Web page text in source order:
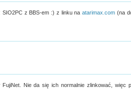
SIO2PC z BBS-em :) z linku naatarimax.com (na
Nie da się ich normalnie zlinkować, więc